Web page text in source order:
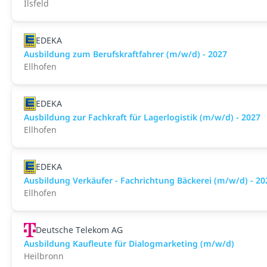
Ilsfeld
EDEKA
Ausbildung zum Berufskraftfahrer (m/w/d) - 2027
Ellhofen
EDEKA
Ausbildung zur Fachkraft für Lagerlogistik (m/w/d) - 2027
Ellhofen
EDEKA
Ausbildung Verkäufer - Fachrichtung Bäckerei (m/w/d) -
Ellhofen
Deutsche Telekom AG
Ausbildung Kaufleute für Dialogmarketing (m/w/d)
Heilbronn